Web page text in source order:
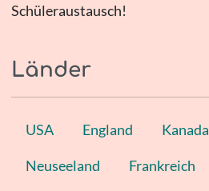
Schüleraustausch!
Länder
USA England Kanada
Neuseeland Frankreich